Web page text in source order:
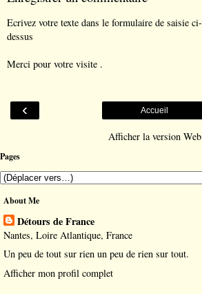
Ecrivez votre texte dans le formulaire de saisie ci-
dessus
Merci pour votre visite .
‹ Accueil
Afficher la version Web
Pages
About Me
Détours de France
Nantes, Loire Atlantique, France
Un peu de tout sur rien un peu de rien sur tout.
Afficher mon profil complet